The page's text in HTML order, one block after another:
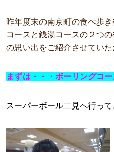
昨年度末の南京町の食べ歩
コースと銭湯コースの２つ
の思い出をご紹介させていた
まずは・・・ボーリングコー
スーパーボール二見へ行って